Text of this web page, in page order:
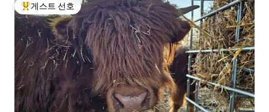
상위 게스트 선호
게스트 선호